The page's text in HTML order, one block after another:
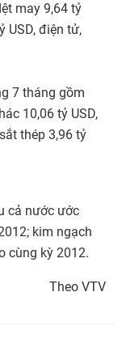
may 9,64 tỷ
USD, điện tử,
7 tháng gồm
10,06 tỷ USD,
thép 3,96 tỷ
cả nước ước
kim ngạch
cùng kỳ 2012.
Theo VTV